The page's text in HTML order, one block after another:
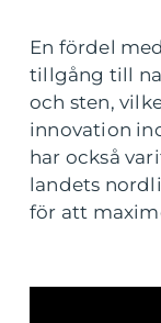
En fördel
tillgång till
och sten,
innovation
har också
landets
för att